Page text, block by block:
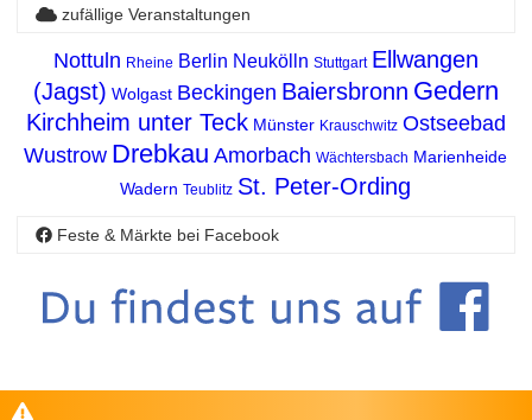
zufällige Veranstaltungen
Nottuln Rheine Berlin Neukölln Stuttgart Ellwangen
(Jagst) Wolgast Beckingen Baiersbronn Gedern
Kirchheim unter Teck Münster Krauschwitz Ostseebad
Wustrow Drebkau Amorbach Wächtersbach Marienheide
Wadern Teublitz St. Peter-Ording
Feste & Märkte bei Facebook